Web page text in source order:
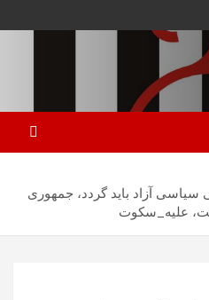
سیاسی آزاد باید گردد، جمهوری
علیه_سکوت